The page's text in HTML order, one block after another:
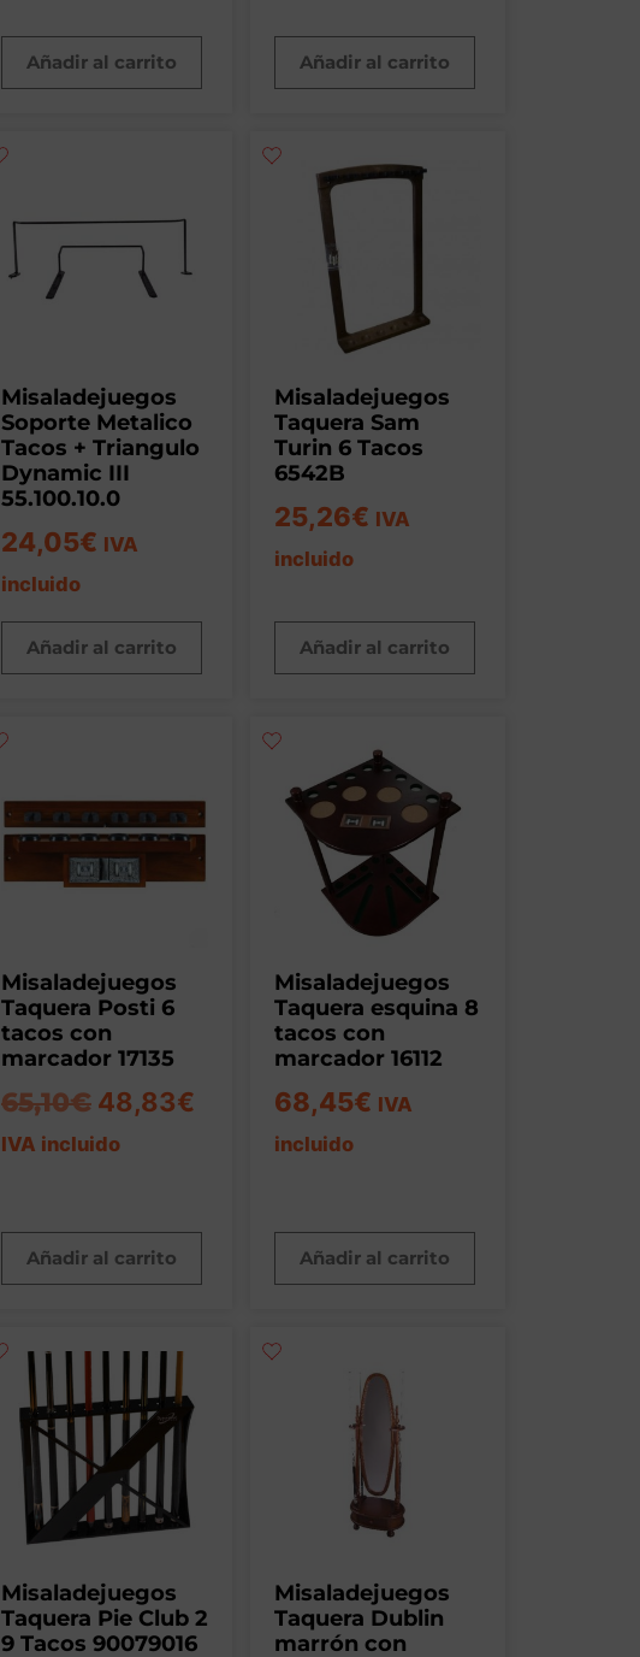
Añadir al carrito Añadir al carrito
Misaladejuegos
Soporte Metalico
Tacos + Triangulo
Dynamic III
55.100.10.0
24,05€ IVA
incluido
Añadir al carrito
Misaladejuegos
Taquera Sam
Turin 6 Tacos
6542B
25,26€ IVA
incluido
Añadir al carrito
Misaladejuegos
Taquera Posti 6
tacos con
marcador 17135
65,10€ 48,83€
IVA incluido
Añadir al carrito
Misaladejuegos
Taquera esquina 8
tacos con
marcador 16112
68,45€ IVA
incluido
Añadir al carrito
Misaladejuegos
Taquera Pie Club 2
9 Tacos 90079016
Misaladejuegos
Taquera Dublin
marrón con